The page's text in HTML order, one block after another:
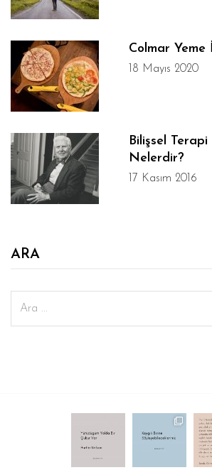
Colmar Yeme
18 Mayıs 2020
Bilişsel
Nelerdir?
17 Kasım 2016
ARA